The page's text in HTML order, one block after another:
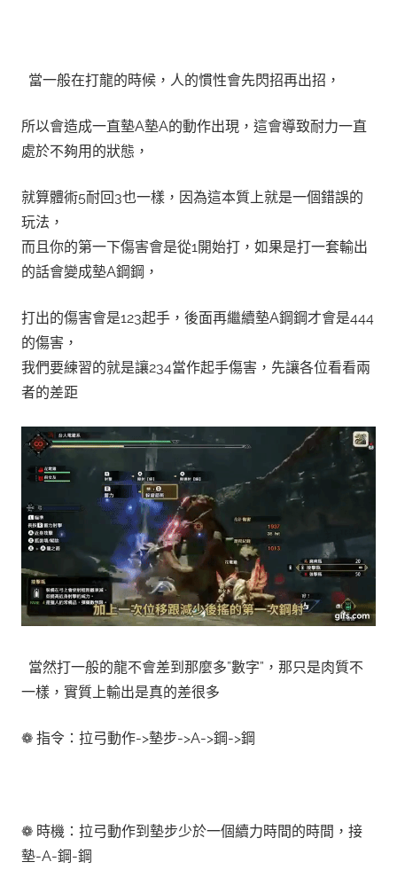
當一般在打龍的時候，人的慣性會先閃招再出招，
所以會造成一直墊A墊A的動作出現，這會導致耐力一直
處於不夠用的狀態，
就算體術5耐回3也一樣，因為這本質上就是一個錯誤的
玩法，
而且你的第一下傷害會是從1開始打，如果是打一套輸出
的話會變成墊A鋼鋼，
打出的傷害會是123起手，後面再繼續墊A鋼鋼才會是444
的傷害，
我們要練習的就是讓234當作起手傷害，先讓各位看看兩
者的差距
當然打一般的龍不會差到那麼多”數字”，那只是肉質不
一樣，實質上輸出是真的差很多
❁ 指令：拉弓動作->墊步->A->鋼->鋼
❁ 時機：拉弓動作到墊步少於一個續力時間的時間，接
墊-A-鋼-鋼